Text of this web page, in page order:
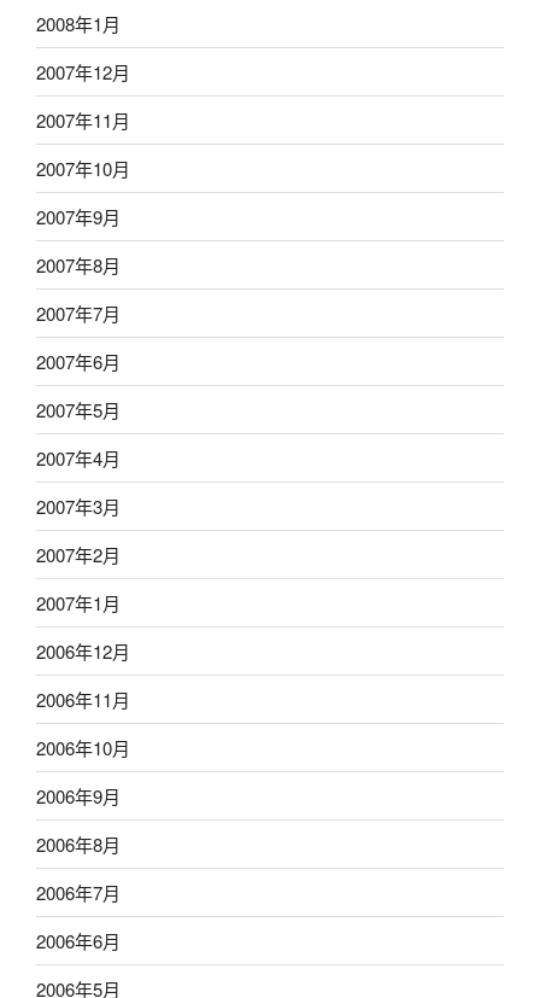
2008年1月
2007年12月
2007年11月
2007年10月
2007年9月
2007年8月
2007年7月
2007年6月
2007年5月
2007年4月
2007年3月
2007年2月
2007年1月
2006年12月
2006年11月
2006年10月
2006年9月
2006年8月
2006年7月
2006年6月
2006年5月